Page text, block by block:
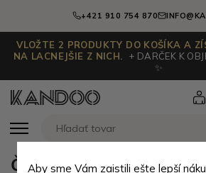
+421 910 754 870
VLOŽTE 2 PRODUKTY DO KOŠÍKA A
NA LACNEJŠIE Z NICH.
+ DARČEK K
✨
Čierna kožená pánska
Aby sme Vám zaistili ešte lepší